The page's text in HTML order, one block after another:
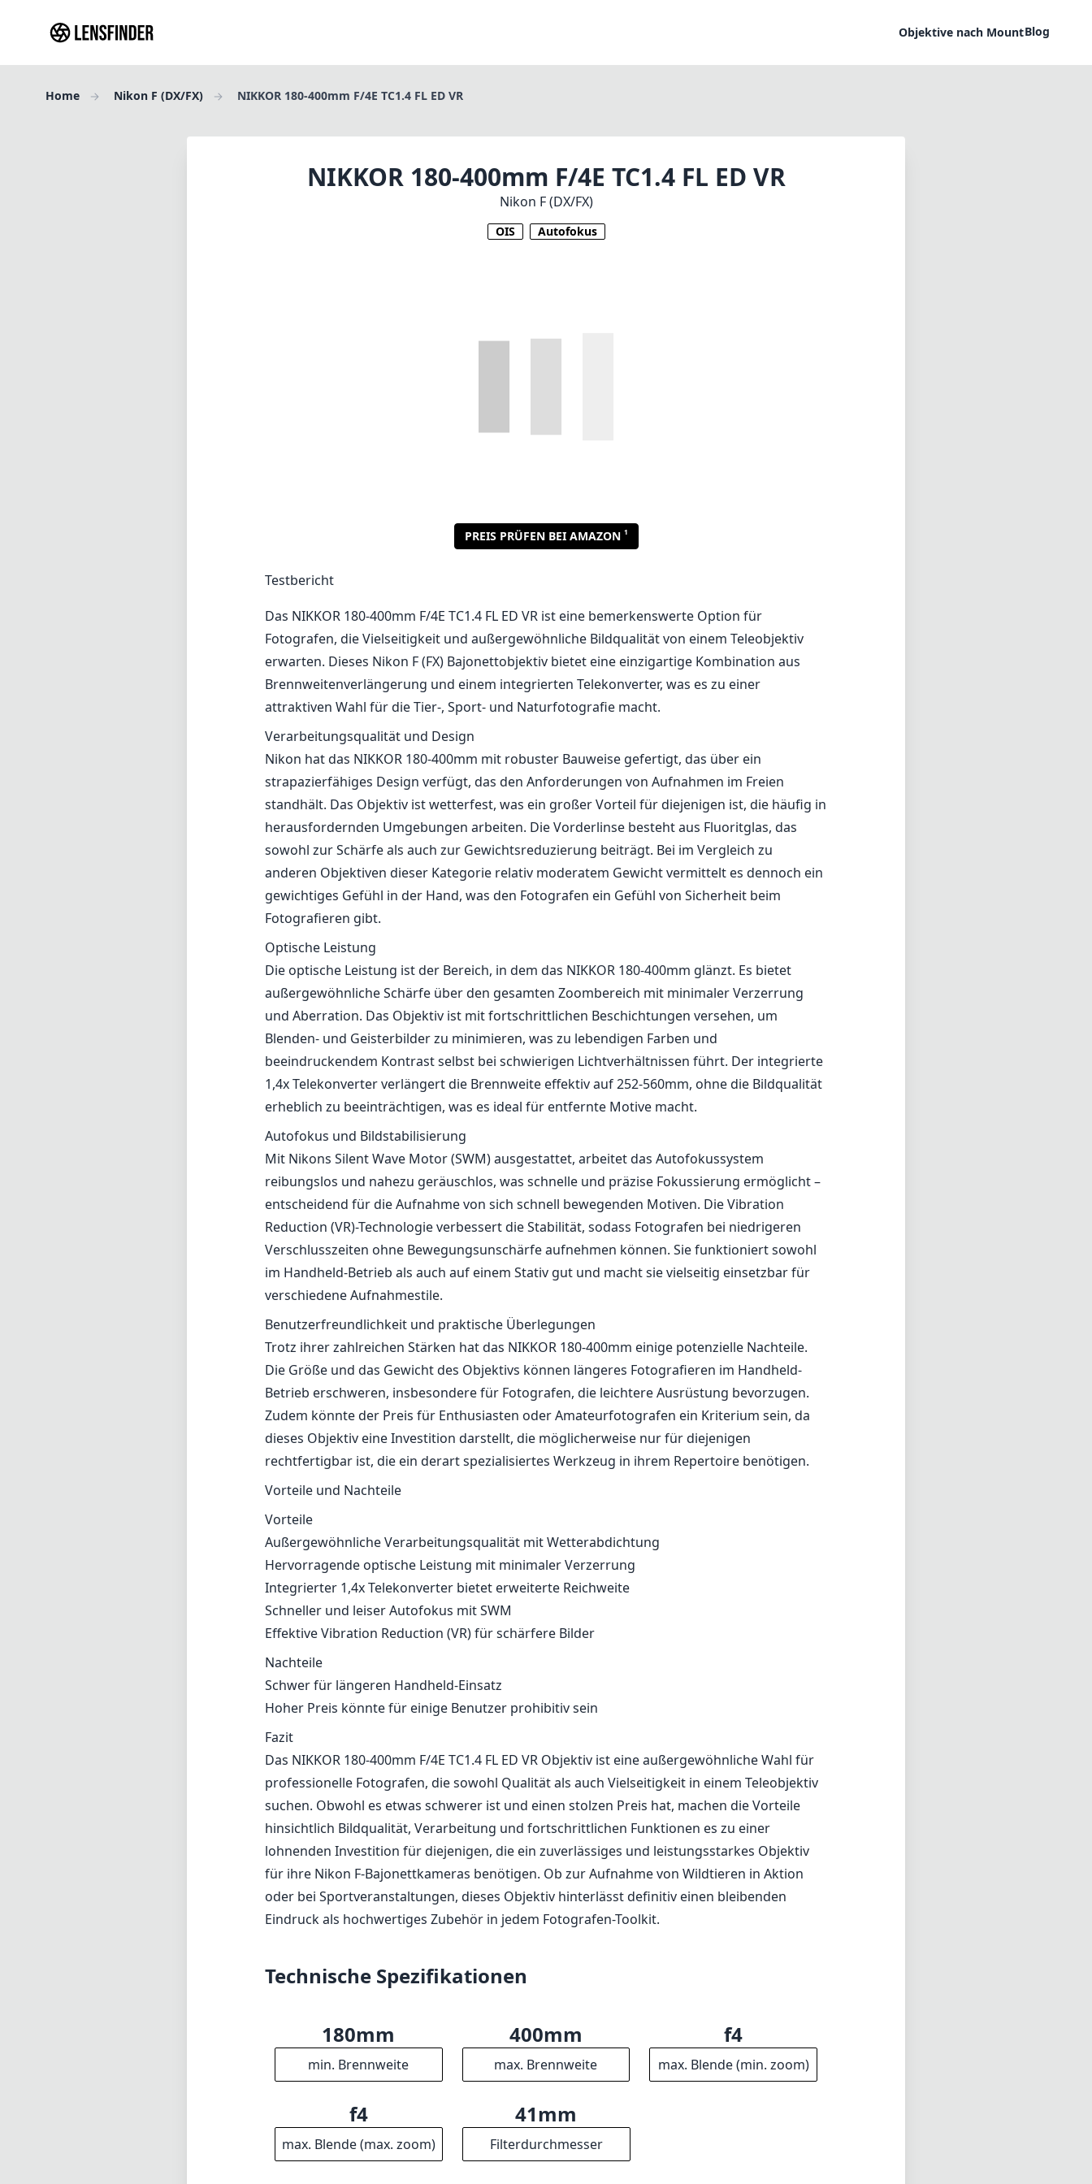
Objektive nach MountBlog
Home Nikon F (DX/FX) NIKKOR 180-400mm F/4E TC1.4 FL ED VR
NIKKOR 180-400mm F/4E TC1.4 FL ED VR
Nikon F (DX/FX)
OIS Autofokus
PREIS PRÜFEN BEI AMAZON 1
Testbericht
Das NIKKOR 180-400mm F/4E TC1.4 FL ED VR ist eine bemerkenswerte Option für
Fotografen, die Vielseitigkeit und außergewöhnliche Bildqualität von einem Teleobjektiv
erwarten. Dieses Nikon F (FX) Bajonettobjektiv bietet eine einzigartige Kombination aus
Brennweitenverlängerung und einem integrierten Telekonverter, was es zu einer
attraktiven Wahl für die Tier-, Sport- und Naturfotografie macht.
Verarbeitungsqualität und Design
Nikon hat das NIKKOR 180-400mm mit robuster Bauweise gefertigt, das über ein
strapazierfähiges Design verfügt, das den Anforderungen von Aufnahmen im Freien
standhält. Das Objektiv ist wetterfest, was ein großer Vorteil für diejenigen ist, die häufig in
herausfordernden Umgebungen arbeiten. Die Vorderlinse besteht aus Fluoritglas, das
sowohl zur Schärfe als auch zur Gewichtsreduzierung beiträgt. Bei im Vergleich zu
anderen Objektiven dieser Kategorie relativ moderatem Gewicht vermittelt es dennoch ein
gewichtiges Gefühl in der Hand, was den Fotografen ein Gefühl von Sicherheit beim
Fotografieren gibt.
Optische Leistung
Die optische Leistung ist der Bereich, in dem das NIKKOR 180-400mm glänzt. Es bietet
außergewöhnliche Schärfe über den gesamten Zoombereich mit minimaler Verzerrung
und Aberration. Das Objektiv ist mit fortschrittlichen Beschichtungen versehen, um
Blenden- und Geisterbilder zu minimieren, was zu lebendigen Farben und
beeindruckendem Kontrast selbst bei schwierigen Lichtverhältnissen führt. Der integrierte
1,4x Telekonverter verlängert die Brennweite effektiv auf 252-560mm, ohne die Bildqualität
erheblich zu beeinträchtigen, was es ideal für entfernte Motive macht.
Autofokus und Bildstabilisierung
Mit Nikons Silent Wave Motor (SWM) ausgestattet, arbeitet das Autofokussystem
reibungslos und nahezu geräuschlos, was schnelle und präzise Fokussierung ermöglicht –
entscheidend für die Aufnahme von sich schnell bewegenden Motiven. Die Vibration
Reduction (VR)-Technologie verbessert die Stabilität, sodass Fotografen bei niedrigeren
Verschlusszeiten ohne Bewegungsunschärfe aufnehmen können. Sie funktioniert sowohl
im Handheld-Betrieb als auch auf einem Stativ gut und macht sie vielseitig einsetzbar für
verschiedene Aufnahmestile.
Benutzerfreundlichkeit und praktische Überlegungen
Trotz ihrer zahlreichen Stärken hat das NIKKOR 180-400mm einige potenzielle Nachteile.
Die Größe und das Gewicht des Objektivs können längeres Fotografieren im Handheld-
Betrieb erschweren, insbesondere für Fotografen, die leichtere Ausrüstung bevorzugen.
Zudem könnte der Preis für Enthusiasten oder Amateurfotografen ein Kriterium sein, da
dieses Objektiv eine Investition darstellt, die möglicherweise nur für diejenigen
rechtfertigbar ist, die ein derart spezialisiertes Werkzeug in ihrem Repertoire benötigen.
Vorteile und Nachteile
Vorteile
Außergewöhnliche Verarbeitungsqualität mit Wetterabdichtung
Hervorragende optische Leistung mit minimaler Verzerrung
Integrierter 1,4x Telekonverter bietet erweiterte Reichweite
Schneller und leiser Autofokus mit SWM
Effektive Vibration Reduction (VR) für schärfere Bilder
Nachteile
Schwer für längeren Handheld-Einsatz
Hoher Preis könnte für einige Benutzer prohibitiv sein
Fazit
Das NIKKOR 180-400mm F/4E TC1.4 FL ED VR Objektiv ist eine außergewöhnliche Wahl für
professionelle Fotografen, die sowohl Qualität als auch Vielseitigkeit in einem Teleobjektiv
suchen. Obwohl es etwas schwerer ist und einen stolzen Preis hat, machen die Vorteile
hinsichtlich Bildqualität, Verarbeitung und fortschrittlichen Funktionen es zu einer
lohnenden Investition für diejenigen, die ein zuverlässiges und leistungsstarkes Objektiv
für ihre Nikon F-Bajonettkameras benötigen. Ob zur Aufnahme von Wildtieren in Aktion
oder bei Sportveranstaltungen, dieses Objektiv hinterlässt definitiv einen bleibenden
Eindruck als hochwertiges Zubehör in jedem Fotografen-Toolkit.
Technische Spezifikationen
180mm
min. Brennweite
400mm
max. Brennweite
f4
max. Blende (min. zoom)
f4
max. Blende (max. zoom)
41mm
Filterdurchmesser